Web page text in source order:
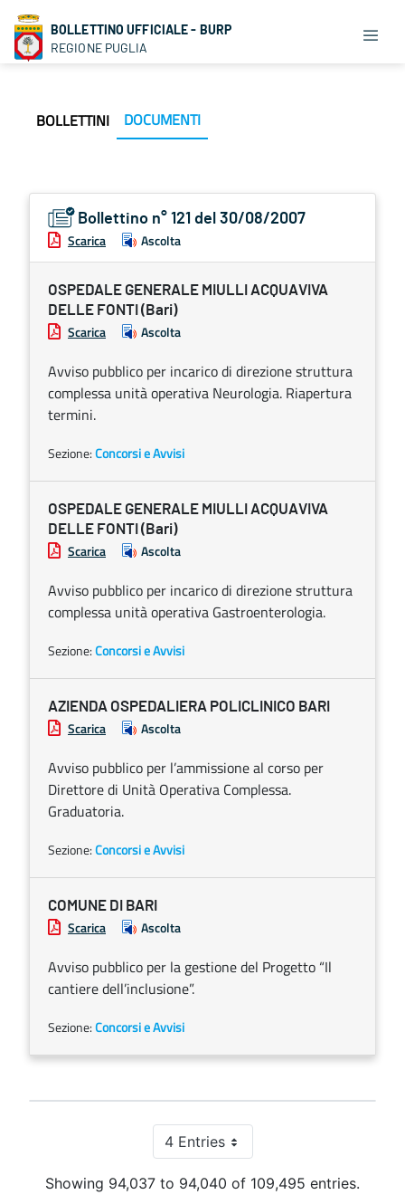
BOLLETTINO UFFICIALE - BURP
REGIONE PUGLIA
BOLLETTINI DOCUMENTI
Bollettino n° 121 del 30/08/2007
Scarica Ascolta
OSPEDALE GENERALE MIULLI ACQUAVIVA
DELLE FONTI (Bari)
Scarica Ascolta
Avviso pubblico per incarico di direzione struttura
complessa unità operativa Neurologia. Riapertura
termini.
Sezione:Concorsi e Avvisi
OSPEDALE GENERALE MIULLI ACQUAVIVA
DELLE FONTI (Bari)
Scarica Ascolta
Avviso pubblico per incarico di direzione struttura
complessa unità operativa Gastroenterologia.
Sezione:Concorsi e Avvisi
AZIENDA OSPEDALIERA POLICLINICO BARI
Scarica Ascolta
Avviso pubblico per l’ammissione al corso per
Direttore di Unità Operativa Complessa.
Graduatoria.
Sezione:Concorsi e Avvisi
COMUNE DI BARI
Scarica Ascolta
Avviso pubblico per la gestione del Progetto “Il
cantiere dell’inclusione”.
Sezione:Concorsi e Avvisi
4 EntriesPer Page
Showing 94,037 to 94,040 of 109,495 entries.